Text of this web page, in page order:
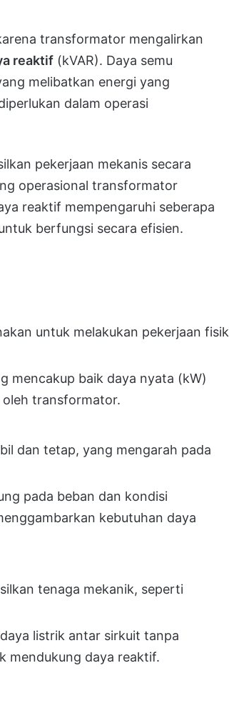
transformator mengalirkan
reaktif (kVAR). Daya semu
melibatkan energi yang
dalam operasi
pekerjaan mekanis secara
operasional transformator
reaktif mempengaruhi seberapa
berfungsi secara efisien.
untuk melakukan pekerjaan fisik
mencakup baik daya nyata (kW)
transformator.
dan tetap, yang mengarah pada
pada beban dan kondisi
kebutuhan daya
tenaga mekanik, seperti
listrik antar sirkuit tanpa
mendukung daya reaktif.